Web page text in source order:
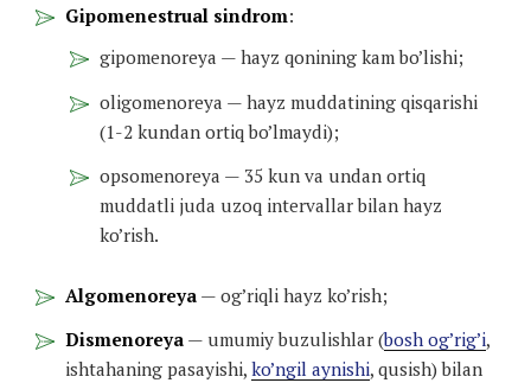
Gipomenestrual sindrom:
gipomenoreya — hayz qonining kam bo’lishi;
oligomenoreya — hayz muddatining qisqarishi
(1-2 kundan ortiq bo’lmaydi);
opsomenoreya — 35 kun va undan ortiq
muddatli juda uzoq intervallar bilan hayz
ko’rish.
Algomenoreya — og’riqli hayz ko’rish;
Dismenoreya — umumiy buzulishlar (bosh og’rig’i,
ishtahaning pasayishi, ko’ngil aynishi, qusish) bilan